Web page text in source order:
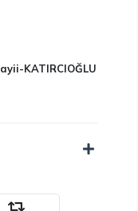
KATIRCIOĞLU